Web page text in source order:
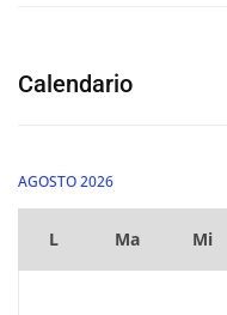
Calendario
AGOSTO 2026
L Ma Mi